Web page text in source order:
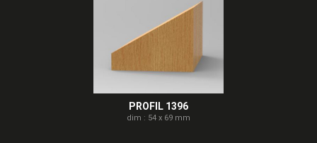
PROFIL 1396
dim : 54 x 69 mm